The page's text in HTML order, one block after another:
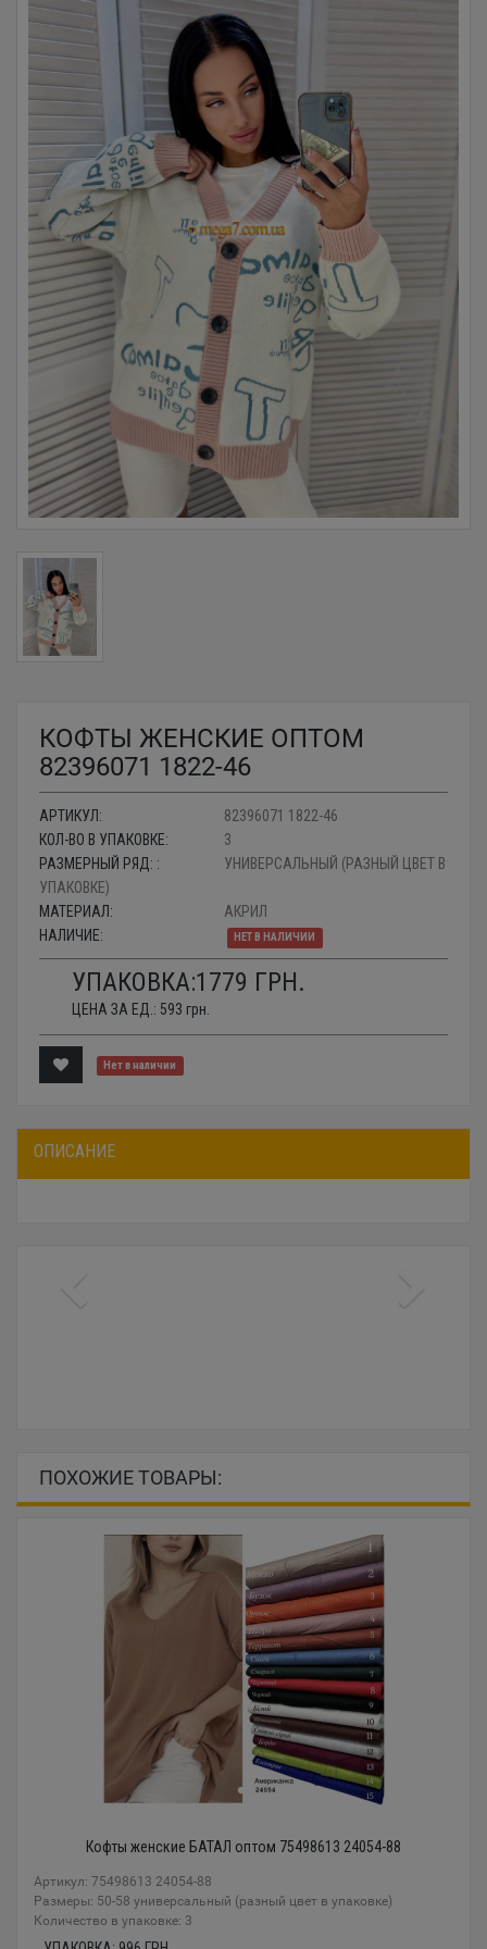
КОФТЫ ЖЕНСКИЕ ОПТОМ
82396071 1822-46
АРТИКУЛ:
82396071 1822-46
КОЛ-ВО В УПАКОВКЕ:
3
РАЗМЕРНЫЙ РЯД: :
УНИВЕРСАЛЬНЫЙ (РАЗНЫЙ ЦВЕТ В
УПАКОВКЕ)
МАТЕРИАЛ:
АКРИЛ
НАЛИЧИЕ:
НЕТ В НАЛИЧИИ
УПАКОВКА:1779 ГРН.
ЦЕНА ЗА ЕД.: 593 грн.
Нет в наличии
ОПИСАНИЕ
ПОХОЖИЕ ТОВАРЫ:
Кофты женские БАТАЛ оптом 75498613 24054-88
Артикул: 75498613 24054-88
Размеры: 50-58 универсальный (разный цвет в упаковке)
Количество в упаковке: 3